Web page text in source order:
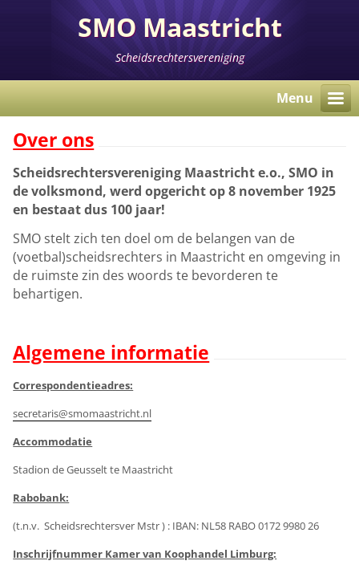
SMO Maastricht
Scheidsrechtersvereniging
Menu
Over ons
Scheidsrechtersvereniging Maastricht e.o., SMO in
de volksmond, werd opgericht op 8 november 1925
en bestaat dus 100 jaar!
SMO stelt zich ten doel om de belangen van de
(voetbal)scheidsrechters in Maastricht en omgeving in
de ruimste zin des woords te bevorderen te
behartigen.
Algemene informatie
Correspondentieadres:
secretaris@smomaastricht.nl
Accommodatie
Stadion de Geusselt te Maastricht
Rabobank:
(t.n.v. Scheidsrechtersver Mstr ) : IBAN: NL58 RABO 0172 9980 26
Inschrijfnummer Kamer van Koophandel Limburg: